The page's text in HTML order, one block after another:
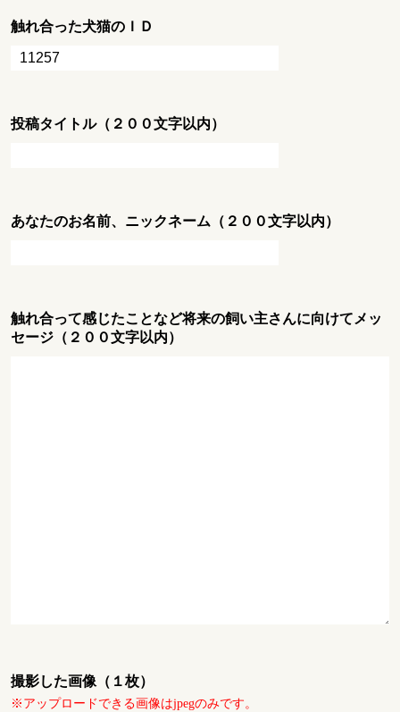
触れ合った犬猫のＩＤ
投稿タイトル（２００文字以内）
あなたのお名前、ニックネーム（２００文字以内）
触れ合って感じたことなど将来の飼い主さんに向けてメッ
セージ（２００文字以内）
撮影した画像（１枚）
※アップロードできる画像はjpegのみです。